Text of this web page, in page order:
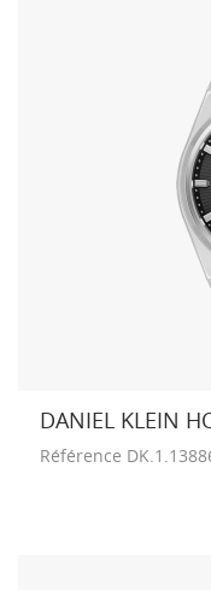
DANIEL KLEIN
Référence